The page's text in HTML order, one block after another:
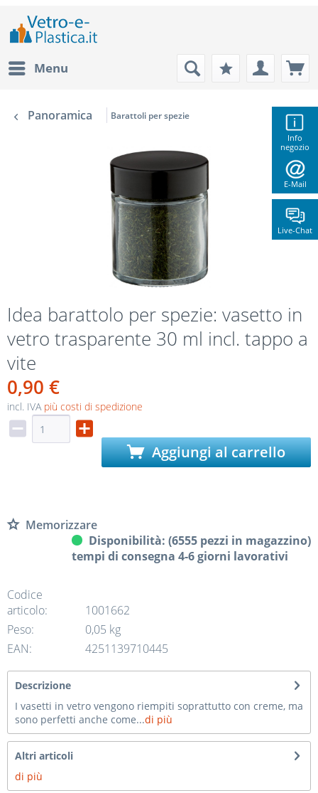
Info
negozio
E-Mail
Live-Chat
Menu
Panoramica Barattoli per spezie
Idea barattolo per spezie: vasetto in
vetro trasparente 30 ml incl. tappo a
vite
0,90 €
incl. IVA più costi di spedizione
Aggiungi al carrello
Memorizzare
Disponibilità: (6555 pezzi in magazzino)
tempi di consegna 4-6 giorni lavorativi
Codice
articolo:
1001662
Peso:
0,05 kg
EAN:
4251139710445
Descrizione
I vasetti in vetro vengono riempiti soprattutto con creme, ma
sono perfetti anche come...di più
Altri articoli
di più